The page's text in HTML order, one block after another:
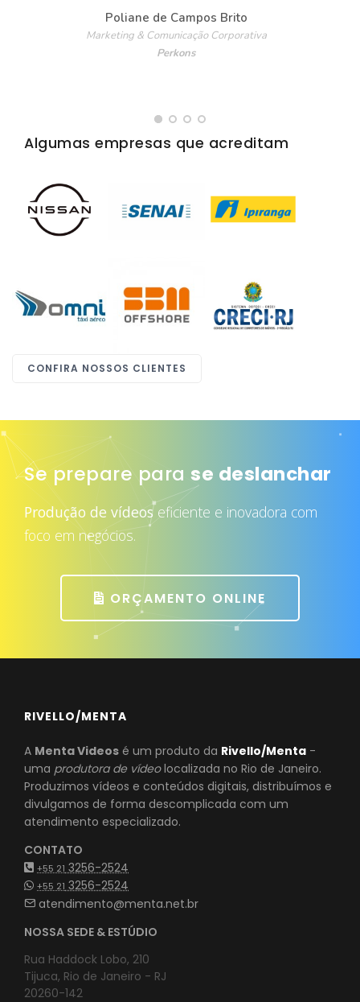
Poliane de Campos Brito
Marketing & Comunicação Corporativa
Perkons
Algumas empresas que acreditam
CONFIRA NOSSOS CLIENTES
Se prepare para se deslanchar
Produção de vídeoseficiente e inovadora com
foco em negócios.
ORÇAMENTO ONLINE
RIVELLO/MENTA
A Menta Videos é um produto da Rivello/Menta -
uma produtora de vídeolocalizada no Rio de Janeiro.
Produzimos vídeos e conteúdos digitais, distribuímos e
divulgamos de forma descomplicada com um
atendimento especializado.
CONTATO
+55 213256-2524
+55 213256-2524
atendimento@menta.net.br
NOSSA SEDE & ESTÚDIO
Rua Haddock Lobo, 210
Tijuca, Rio de Janeiro - RJ
20260-142